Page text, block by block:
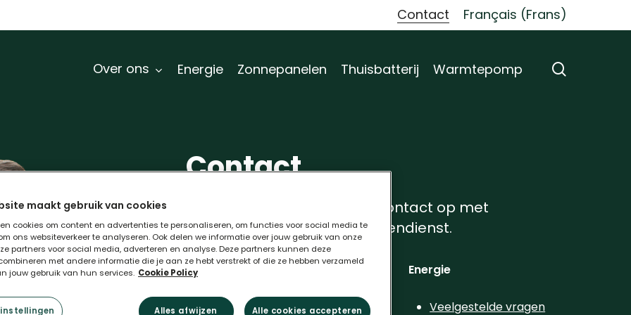
Contact Français (Frans)
Over ons Energie Zonnepanelen Thuisbatterij Warmtepomp
Contact
Heb je vragen? Neem dan contact op met
onze gespecialiseerde klantendienst.
Zonnepanelen
Veelgestelde vragen
Energie
Veelgestelde vragen
maakt gebruik van cookies
cookies om content en advertenties te personaliseren, om functies voor social media te
ons websiteverkeer te analyseren. Ook delen we informatie over jouw gebruik van onze
partners voor social media, adverteren en analyse. Deze partners kunnen deze
met andere informatie die je aan ze hebt verstrekt of die ze hebben verzameld
jouw gebruik van hun services. Cookie Policy
Alles afwijzen Alle cookies accepteren